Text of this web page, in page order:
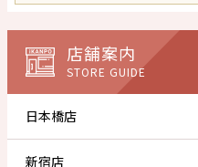
店舗案内
STORE GUIDE
日本橋店
新宿店